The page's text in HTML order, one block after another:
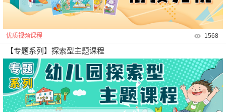
优质视频课程 1568
【专题系列】探索型主题课程